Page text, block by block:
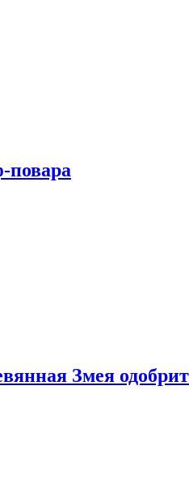
повара
Змея одобрит